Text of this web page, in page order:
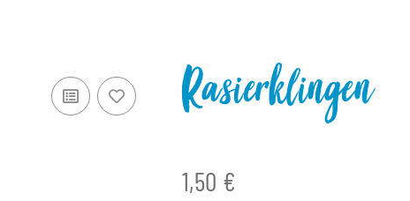
Rasierklingen
1,50 €